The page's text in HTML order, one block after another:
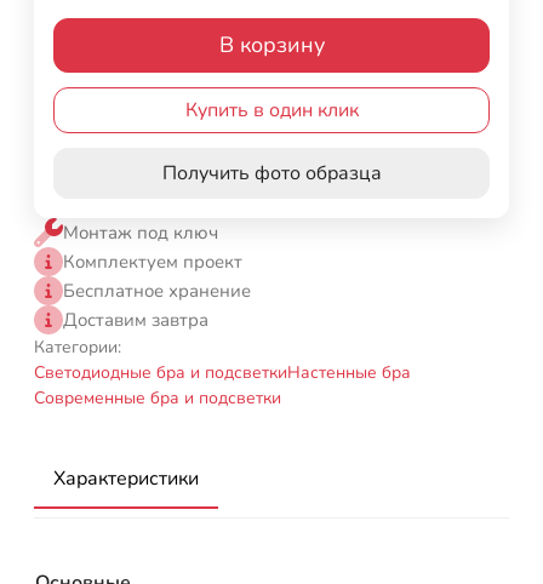
В корзину
Купить в один клик
Получить фото образца
Монтаж под ключ
Комплектуем проект
Бесплатное хранение
Доставим завтра
Категории:
Светодиодные бра и подсветкиНастенные бра
Современные бра и подсветки
Характеристики